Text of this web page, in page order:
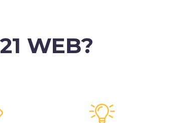
WEB?